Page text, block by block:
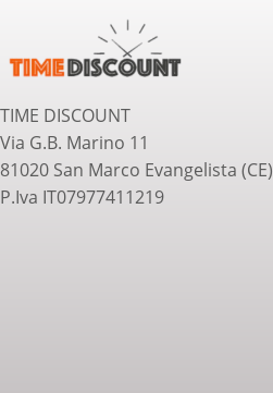
TIME DISCOUNT
Via G.B. Marino 11
81020 San Marco Evangelista (CE)
P.Iva IT07977411219